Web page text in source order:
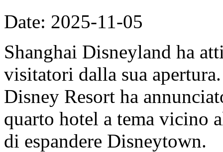
Date: 2025-11-05
Shanghai Disneyland ha
visitatori dalla sua
Disney Resort ha
quarto hotel a tema vicino
di espandere Disneytown.